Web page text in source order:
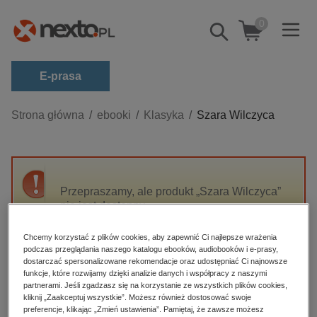
Pokaż/schowaj
wyszukiwarkę
0
E-prasa
Kategorie
biznesowe, branżowe, gospodarka
dzienniki
edukacja
hobby, sport, rozrywka
komputery, internet, technologie, informatyka
Strona główna ebooki Klasyka Szara Wilczyca
Przepraszamy, ale produkt „Szara Wilczyca”
nie jest dostępny.
High-contrast mode
Polecane
Chcemy korzystać z plików cookies, aby zapewnić Ci najlepsze wrażenia
podczas przeglądania naszego katalogu ebooków, audiobooków i e-prasy,
dostarczać spersonalizowane rekomendacje oraz udostępniać Ci najnowsze
funkcje, które rozwijamy dzięki analizie danych i współpracy z naszymi
partnerami. Jeśli zgadzasz się na korzystanie ze wszystkich plików cookies,
kliknij „Zaakceptuj wszystkie”. Możesz również dostosować swoje
preferencje, klikając „Zmień ustawienia”. Pamiętaj, że zawsze możesz